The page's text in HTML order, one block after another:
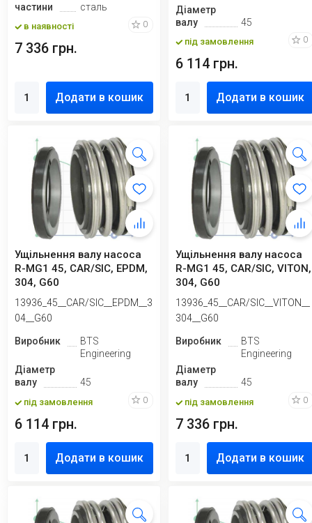
частини
сталь
в наявності 0
7 336 грн.
Додати в кошик
Діаметр
валу
45
під замовлення 0
6 114 грн.
Додати в кошик
Ущільнення валу насоса
R-MG1 45, CAR/SIC, EPDM,
304, G60
13936_45__CAR/SIC__EPDM__3
04__G60
Виробник
BTS
Engineering
Діаметр
валу
45
під замовлення 0
6 114 грн.
Додати в кошик
Ущільнення валу насоса
R-MG1 45, CAR/SIC, VITON,
304, G60
13936_45__CAR/SIC__VITON__
304__G60
Виробник
BTS
Engineering
Діаметр
валу
45
під замовлення 0
7 336 грн.
Додати в кошик